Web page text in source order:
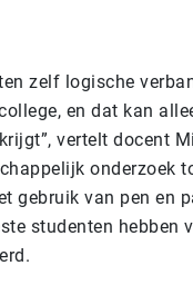
zelf logische
en dat kan
vertelt docent
onderzoek
gebruik van pen en
studenten hebben